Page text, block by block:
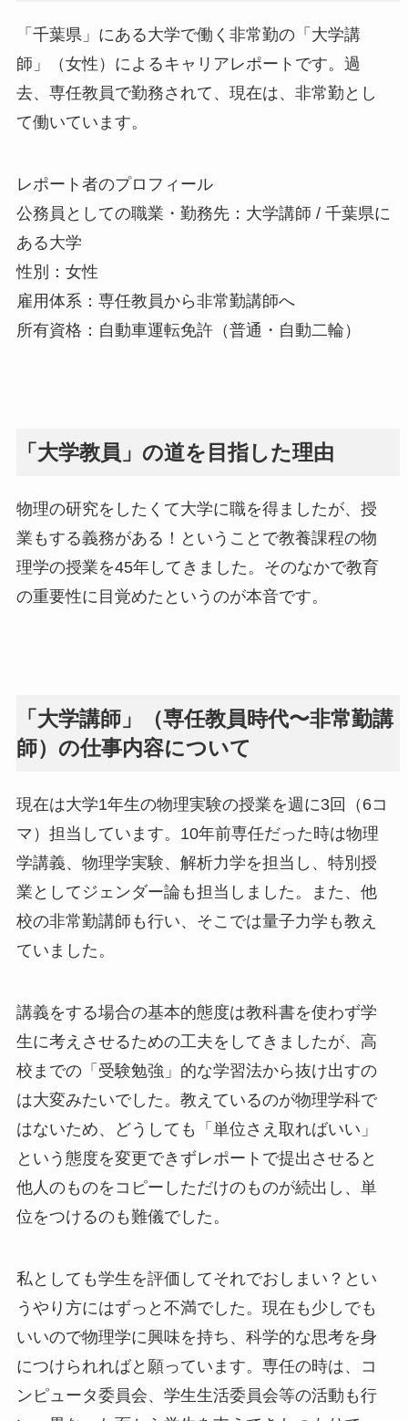
「千葉県」にある大学で働く非常勤の「大学講
師」（女性）によるキャリアレポートです。過
去、専任教員で勤務されて、現在は、非常勤とし
て働いています。
レポート者のプロフィール
公務員としての職業・勤務先：大学講師 / 千葉県に
ある大学
性別：女性
雇用体系：専任教員から非常勤講師へ
所有資格：自動車運転免許（普通・自動二輪）
「大学教員」の道を目指した理由
物理の研究をしたくて大学に職を得ましたが、授
業もする義務がある！ということで教養課程の物
理学の授業を45年してきました。そのなかで教育
の重要性に目覚めたというのが本音です。
「大学講師」（専任教員時代〜非常勤講
師）の仕事内容について
現在は大学1年生の物理実験の授業を週に3回（6コ
マ）担当しています。10年前専任だった時は物理
学講義、物理学実験、解析力学を担当し、特別授
業としてジェンダー論も担当しました。また、他
校の非常勤講師も行い、そこでは量子力学も教え
ていました。
講義をする場合の基本的態度は教科書を使わず学
生に考えさせるための工夫をしてきましたが、高
校までの「受験勉強」的な学習法から抜け出すの
は大変みたいでした。教えているのが物理学科で
はないため、どうしても「単位さえ取ればいい」
という態度を変更できずレポートで提出させると
他人のものをコピーしただけのものが続出し、単
位をつけるのも難儀でした。
私としても学生を評価してそれでおしまい？とい
うやり方にはずっと不満でした。現在も少しでも
いいので物理学に興味を持ち、科学的な思考を身
につけられればと願っています。専任の時は、コ
ンピュータ委員会、学生生活委員会等の活動も行